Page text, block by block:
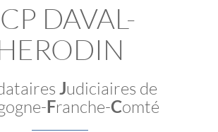
DAVAL-
Judiciaires de
Franche-Comté